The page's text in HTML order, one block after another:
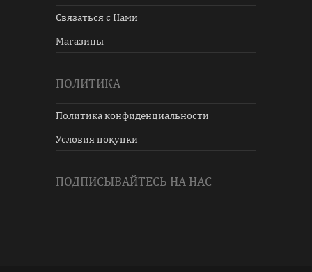
Связаться с Нами
Магазины
ПОЛИТИКА
Политика конфиденциальности
Условия покупки
ПОДПИСЫВАЙТЕСЬ НА НАС